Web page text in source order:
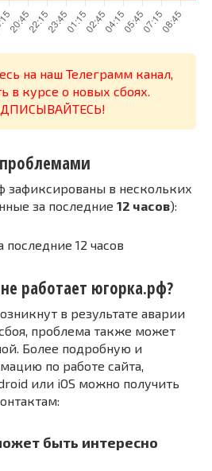
на наш Телеграмм канал,
в курсе о новых сбоях.
зафиксированы в нескольких
за последние 12 часов):
последние 12 часов
работает югорка.рф?
в результате аварии
проблема также может
Более подробную и
по работе сайта,
или iOS можно получить
быть интересно